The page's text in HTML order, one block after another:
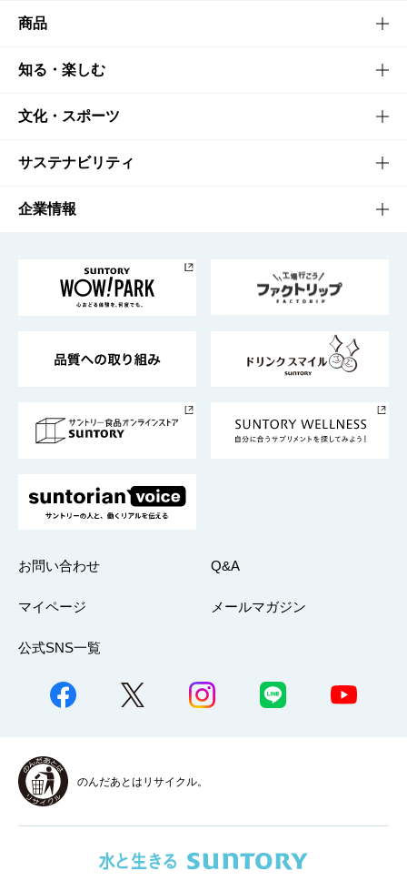
商品
商品TOP
商品一覧
商品発売情報
栄養成分一覧
知る・楽しむ
知る・楽しむTOP
キャンペーン
工場見学
地域情報
文化・スポーツ
文化・スポーツTOP
サントリーホール
サントリーサンバーズ大阪
サステナビリティ
サステナビリティTOP
サントリーが考えるサステナビリティ経営
企業情報
企業概要
採用情報
お問い合わせ Q&A
マイページ メールマガジン
公式SNS一覧
のんだあとはリサイクル。